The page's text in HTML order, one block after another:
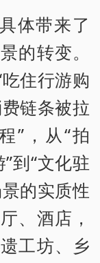
体带来了
的转变。
住行游购
链条被拉
”，从“拍
到“文化驻
的实质性
、酒店，
工坊、乡